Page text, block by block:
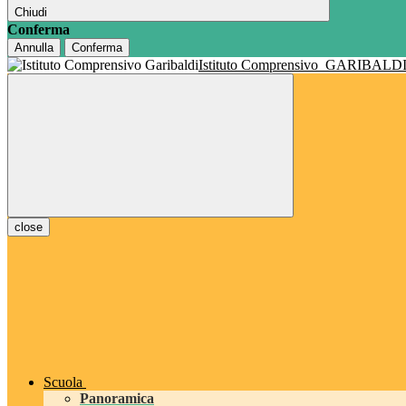
Chiudi
Conferma
Annulla Conferma
Istituto Comprensivo GARIBALDI
close
Scuola
Panoramica